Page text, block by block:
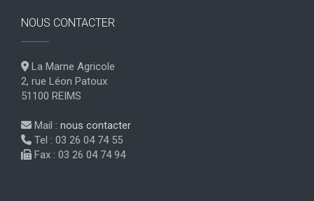
NOUS CONTACTER
La Marne Agricole
2, rue Léon Patoux
51100 REIMS
Mail : nous contacter
Tel : 03 26 04 74 55
Fax : 03 26 04 74 94